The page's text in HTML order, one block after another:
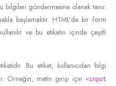
bilgileri göndermesine olanak tanır.
başlamaktır. HTML'de bir form
ve bu etiketin içinde çeşitli
Bu etiket, kullanıcıdan bilgi
Örneğin, metin girişi için <input